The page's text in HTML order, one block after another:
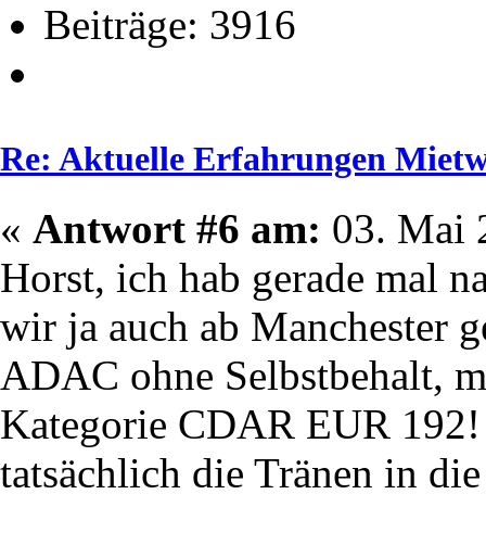
Beiträge: 3916
Re: Aktuelle Erfahrungen
« Antwort #6 am: 03. Mai
Horst, ich hab gerade mal
wir ja auch ab Manchester
ADAC ohne Selbstbehalt,
Kategorie CDAR EUR
tatsächlich die Tränen in